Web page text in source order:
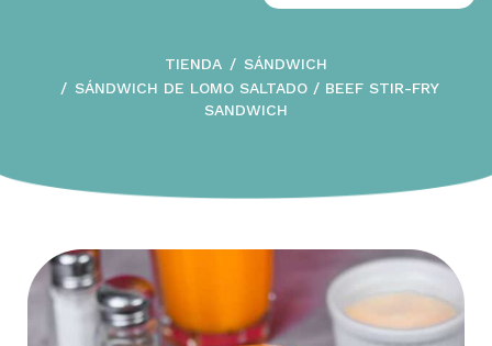
TIENDA
SÁNDWICH
SÁNDWICH DE LOMO SALTADO / BEEF STIR-FRY
SANDWICH